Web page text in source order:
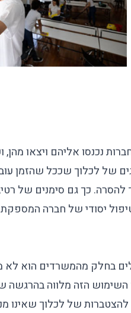
נכנסו אליהם ויצאו מהן,
של לכלוך שככל שהזמן
כך גם סימנים של
יסודי של חברה המספקת
בחלק מהמשרדים הוא
הזה מלווה בהרגשה
של לכלוך שאינו